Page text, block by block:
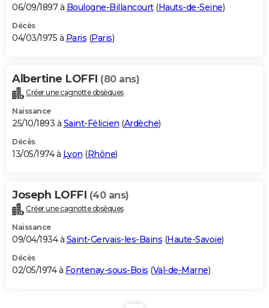
06/09/1897 à Boulogne-Billancourt(Hauts-de-Seine)
Décès
04/03/1975 à Paris (Paris)
Albertine LOFFI (80 ans)
Créer une cagnotte obsèques
Naissance
25/10/1893 à Saint-Félicien (Ardèche)
Décès
13/05/1974 à Lyon (Rhône)
Joseph LOFFI (40 ans)
Créer une cagnotte obsèques
Naissance
09/04/1934 à Saint-Gervais-les-Bains (Haute-Savoie)
Décès
02/05/1974 à Fontenay-sous-Bois (Val-de-Marne)